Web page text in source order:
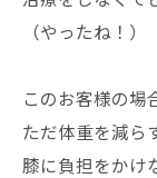
（やったね！）
このお客様の場
ただ体重を減ら
膝に負担をかけ